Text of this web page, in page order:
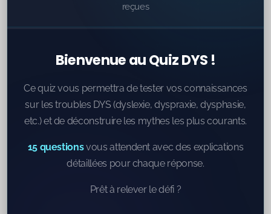
reçues
Bienvenue au Quiz DYS !
Ce quiz vous permettra de tester vos connaissances
sur les troubles DYS (dyslexie, dyspraxie, dysphasie,
etc.) et de déconstruire les mythes les plus courants.
15 questionsvous attendent avec des explications
détaillées pour chaque réponse.
Prêt à relever le défi ?